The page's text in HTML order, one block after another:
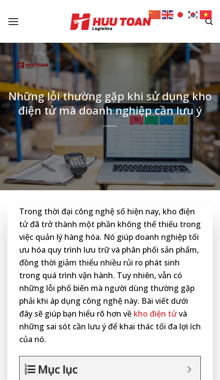
Những lỗi thường gặp khi sử dụng kho
điện tử mà doanh nghiệp cần lưu ý
Trong thời đại công nghệ số hiện nay, kho điện
tử đã trở thành một phần không thể thiếu trong
việc quản lý hàng hóa. Nó giúp doanh nghiệp tối
ưu hóa quy trình lưu trữ và phân phối sản phẩm,
đồng thời giảm thiểu nhiều rủi ro phát sinh
trong quá trình vận hành. Tuy nhiên, vẫn có
những lỗi phổ biến mà người dùng thường gặp
phải khi áp dụng công nghệ này. Bài viết dưới
đây sẽ giúp bạn hiểu rõ hơn về kho điện tửvà
những sai sót cần lưu ý để khai thác tối đa lợi ích
của nó.
Mục lục